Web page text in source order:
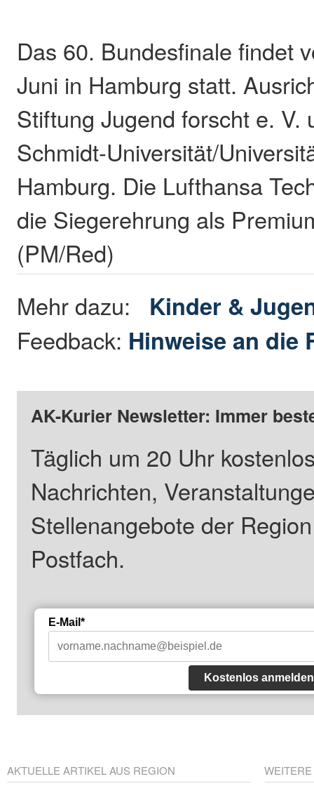
Das 60. Bundesfinale findet
Juni in Hamburg statt.
Stiftung Jugend forscht e. V.
Schmidt-Universität/
Hamburg. Die Lufthansa
die Siegerehrung als
(PM/Red)
Mehr dazu: Kinder &
Feedback: Hinweise an die
AK-Kurier Newsletter: Immer
Täglich um 20 Uhr
Nachrichten,
Stellenangebote der
Postfach.
E-Mail*
Kostenlos anmelden
AKTUELLE ARTIKEL AUS REGION